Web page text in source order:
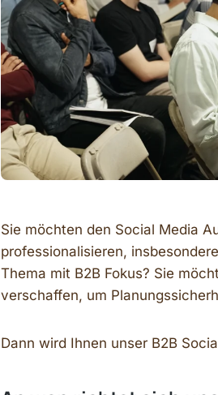
Sie möchten den Social Media
professionalisieren,
Thema mit B2B Fokus? Sie
verschaffen, um
Dann wird Ihnen unser B2B